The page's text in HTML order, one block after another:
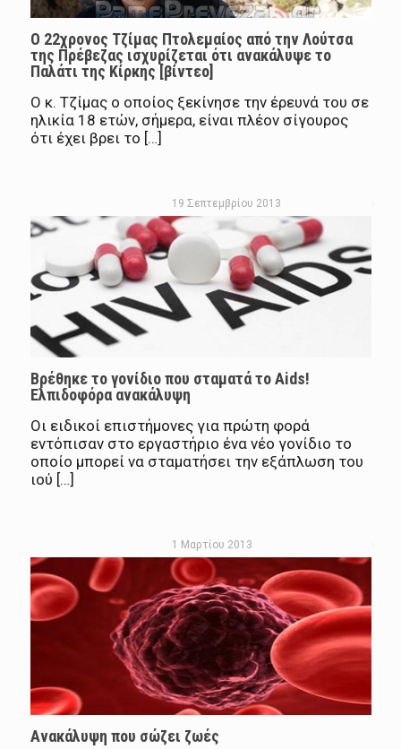
O 22χρονος Τζίμας Πτολεμαίος από την Λούτσα
της Πρέβεζας ισχυρίζεται ότι ανακάλυψε το
Παλάτι της Κίρκης [βίντεο]
Ο κ. Τζίμας ο οποίος ξεκίνησε την έρευνά του σε
ηλικία 18 ετών, σήμερα, είναι πλέον σίγουρος
ότι έχει βρει το […]
19 Σεπτεμβρίου 2013
Βρέθηκε το γονίδιο που σταματά το Aids!
Ελπιδοφόρα ανακάλυψη
Οι ειδικοί επιστήμονες για πρώτη φορά
εντόπισαν στο εργαστήριο ένα νέο γονίδιο το
οποίο μπορεί να σταματήσει την εξάπλωση του
ιού […]
1 Μαρτίου 2013
Ανακάλυψη που σώζει ζωές